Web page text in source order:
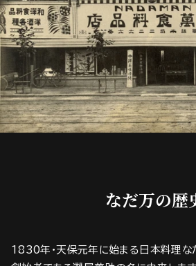
なだ万の歴
1830年・天保元年に始まる日本料理な